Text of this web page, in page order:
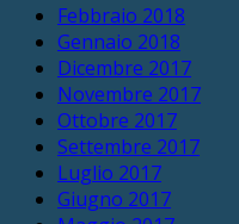
Febbraio 2018
Gennaio 2018
Dicembre 2017
Novembre 2017
Ottobre 2017
Settembre 2017
Luglio 2017
Giugno 2017